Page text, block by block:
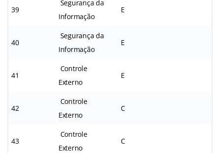
39
Segurança da
Informação
E
40
Segurança da
Informação
E
41
Controle
Externo
E
42
Controle
Externo
C
43
Controle
Externo
C